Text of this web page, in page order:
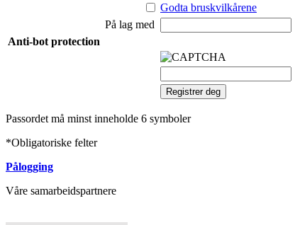
Godta bruskvilkårene
På lag med
Anti-bot protection
Passordet må minst inneholde 6 symboler
*Obligatoriske felter
Pålogging
Våre samarbeidspartnere